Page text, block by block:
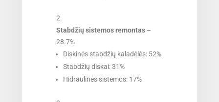
Stabdžių sistemos remontas–
28.7%
Diskinės stabdžių kaladėlės: 52%
Stabdžių diskai: 31%
Hidraulinės sistemos: 17%